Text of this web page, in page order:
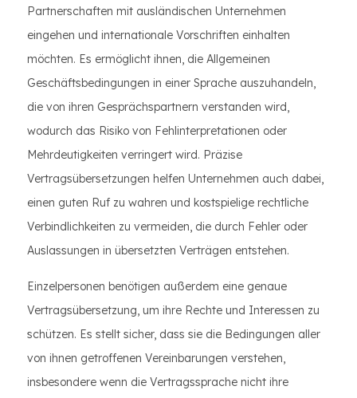
Partnerschaften mit ausländischen Unternehmen
eingehen und internationale Vorschriften einhalten
möchten. Es ermöglicht ihnen, die Allgemeinen
Geschäftsbedingungen in einer Sprache auszuhandeln,
die von ihren Gesprächspartnern verstanden wird,
wodurch das Risiko von Fehlinterpretationen oder
Mehrdeutigkeiten verringert wird. Präzise
Vertragsübersetzungen helfen Unternehmen auch dabei,
einen guten Ruf zu wahren und kostspielige rechtliche
Verbindlichkeiten zu vermeiden, die durch Fehler oder
Auslassungen in übersetzten Verträgen entstehen.
Einzelpersonen benötigen außerdem eine genaue
Vertragsübersetzung, um ihre Rechte und Interessen zu
schützen. Es stellt sicher, dass sie die Bedingungen aller
von ihnen getroffenen Vereinbarungen verstehen,
insbesondere wenn die Vertragssprache nicht ihre